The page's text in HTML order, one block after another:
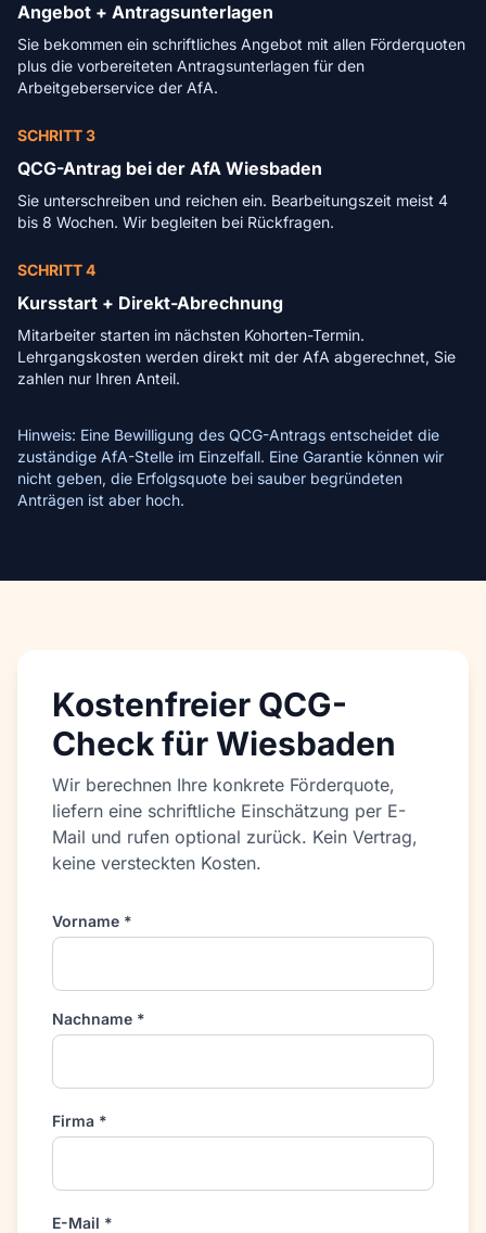
Angebot + Antragsunterlagen
Sie bekommen ein schriftliches Angebot mit allen Förderquoten
plus die vorbereiteten Antragsunterlagen für den
Arbeitgeberservice der AfA.
SCHRITT 3
QCG-Antrag bei der AfA Wiesbaden
Sie unterschreiben und reichen ein. Bearbeitungszeit meist 4
bis 8 Wochen. Wir begleiten bei Rückfragen.
SCHRITT 4
Kursstart + Direkt-Abrechnung
Mitarbeiter starten im nächsten Kohorten-Termin.
Lehrgangskosten werden direkt mit der AfA abgerechnet, Sie
zahlen nur Ihren Anteil.
Hinweis: Eine Bewilligung des QCG-Antrags entscheidet die
zuständige AfA-Stelle im Einzelfall. Eine Garantie können wir
nicht geben, die Erfolgsquote bei sauber begründeten
Anträgen ist aber hoch.
Kostenfreier QCG-
Check für Wiesbaden
Wir berechnen Ihre konkrete Förderquote,
liefern eine schriftliche Einschätzung per E-
Mail und rufen optional zurück. Kein Vertrag,
keine versteckten Kosten.
Vorname *
Nachname *
Firma *
E-Mail *